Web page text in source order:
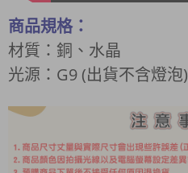
商品規格：
材質：銅、水晶
光源：G9 (出貨不含燈泡)